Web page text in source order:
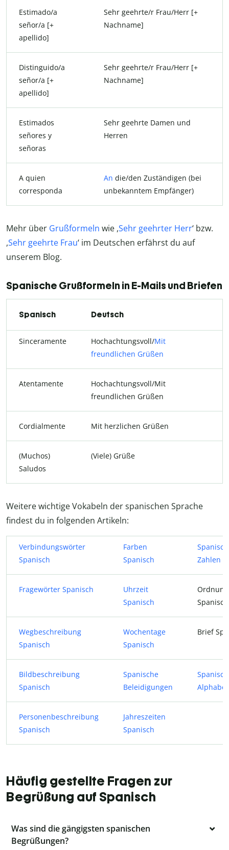
Estimado/a
señor/a [+
apellido]
Sehr geehrte/r Frau/Herr [+
Nachname]
Distinguido/a
señor/a [+
apellido]
Sehr geehrte/r Frau/Herr [+
Nachname]
Estimados
señores y
señoras
Sehr geehrte Damen und
Herren
A quien
corresponda
An die/den Zuständigen (bei
unbekanntem Empfänger)
Mehr über Grußformeln wie ,Sehr geehrter Herr‘ bzw.
,Sehr geehrte Frau‘ im Deutschen erfährst du auf
unserem Blog.
Spanische Grußformeln in E-Mails und Briefen
Spanisch Deutsch
Sinceramente Hochachtungsvoll/Mit
freundlichen Grüßen
Atentamente
Hochachtungsvoll/Mit
freundlichen Grüßen
Cordialmente Mit herzlichen Grüßen
(Muchos)
Saludos
(Viele) Grüße
Weitere wichtige Vokabeln der spanischen Sprache
findest du in folgenden Artikeln:
Verbindungswörter
Spanisch
Farben
Spanisch
Zahlen
Fragewörter Spanisch
Uhrzeit
Spanisch
Spanisch
Wegbeschreibung
Spanisch
Wochentage
Spanisch
Brief
Bildbeschreibung
Spanisch
Spanische
Beleidigungen
Alphabet
Personenbeschreibung
Spanisch
Jahreszeiten
Spanisch
Häufig gestellte Fragen zur
Begrüßung auf Spanisch
Was sind die gängigsten spanischen
Begrüßungen?